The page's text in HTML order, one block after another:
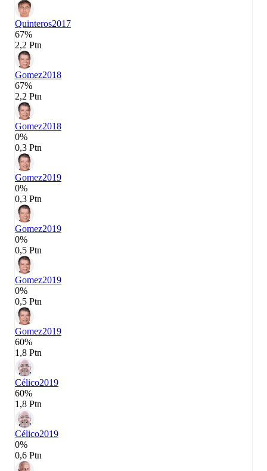
Quinteros2017
67%
2,2 Ptn
Gomez2018
67%
2,2 Ptn
Gomez2018
0%
0,3 Ptn
Gomez2019
0%
0,3 Ptn
Gomez2019
0%
0,5 Ptn
Gomez2019
0%
0,5 Ptn
Gomez2019
60%
1,8 Ptn
Célico2019
60%
1,8 Ptn
Célico2019
0%
0,6 Ptn